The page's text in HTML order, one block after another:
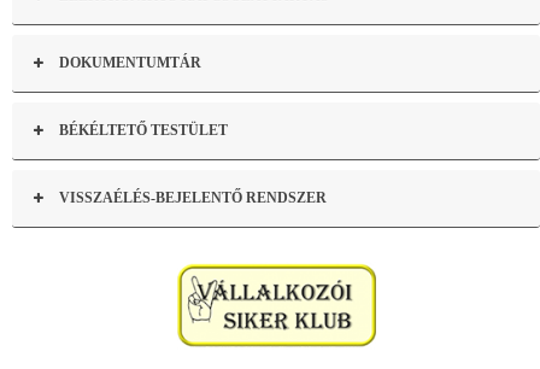
DOKUMENTUMTÁR
BÉKÉLTETŐ TESTÜLET
VISSZAÉLÉS-BEJELENTŐ RENDSZER